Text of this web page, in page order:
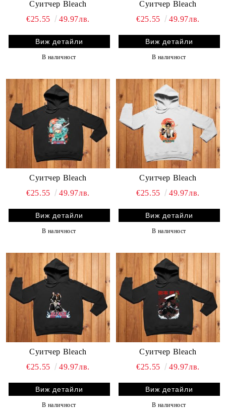
Суитчер Bleach
€25.55
49.97лв.
Виж детайли
В наличност
Суитчер Bleach
€25.55
49.97лв.
Виж детайли
В наличност
Суитчер Bleach
€25.55
49.97лв.
Виж детайли
В наличност
Суитчер Bleach
€25.55
49.97лв.
Виж детайли
В наличност
Суитчер Bleach
€25.55
49.97лв.
Виж детайли
В наличност
Суитчер Bleach
€25.55
49.97лв.
Виж детайли
В наличност